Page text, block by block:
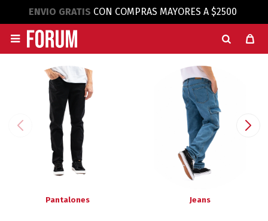
ENVIO GRATIS CON COMPRAS MAYORES A $2500

Pantalones Jeans